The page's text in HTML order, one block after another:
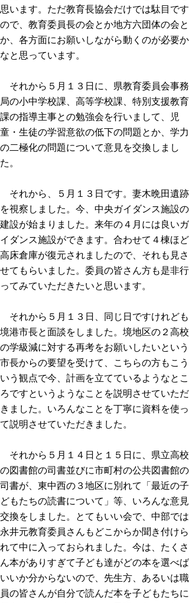
思います。ただ教育長協会だけでは駄目です
ので、教育委員長の会とか地方六団体の会と
か、各方面にお願いしながら動くのが必要か
なと思っています。
それから５月１３日に、県教育委員会事務
局の小中学校課、高等学校課、特別支援教育
課の指導主事との勉強会を行いまして、児
童・生徒の学習意欲の低下の問題とか、学力
の二極化の問題について意見を交換しまし
た。
それから、５月１３日です。妻木晩田遺跡
を視察しました。今、中央ガイダンス施設の
建設が始まりました。来年の４月には良いガ
イダンス施設ができます。合わせて４棟ほど
高床倉庫が復元されましたので、それも見さ
せてもらいました。委員の皆さん方も是非行
ってみていただきたいと思います。
それから５月１３日、同じ日ですけれども
境港市長と面談をしました。境地区の２高校
の学級減に対する再考をお願いしたいという
市長からの要望を受けて、こちらの方もこう
いう観点で今、計画を立てているようなとこ
ろですというようなことを説明させていただ
きました。いろんなことを丁寧に資料を使っ
て説明させていただきました。
それから５月１４日と１５日に、県立高校
の図書館の司書並びに市町村の公共図書館の
司書が、東中西の３地区に別れて「最近の子
どもたちの読書について」等、いろんな意見
交換をしました。とてもいい会で、中部では
永井元教育委員さんもどこからか聞き付けら
れて中に入っておられました。今は、たくさ
ん本がありすぎて子ども達がどの本を選べば
いいか分からないので、先生方、あるいは職
員の皆さんが自分で読んだ本を子どもたちに